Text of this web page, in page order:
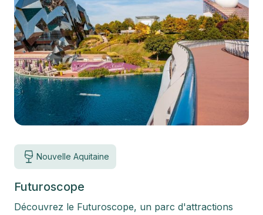
Nouvelle Aquitaine
Futuroscope
Découvrez le Futuroscope, un parc d'attractions